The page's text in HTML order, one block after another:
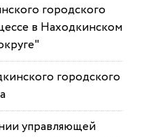
городского
в Находкинском
городского
управляющей